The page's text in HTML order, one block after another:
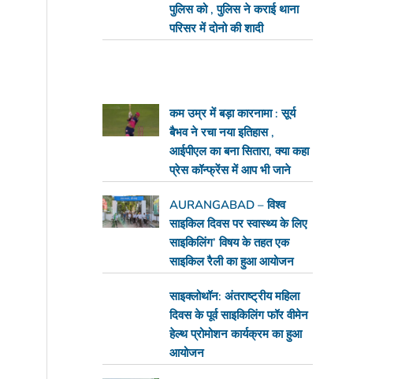
पुलिस को , पुलिस ने कराई थाना
परिसर में दोनो की शादी
कम उम्र में बड़ा कारनामा : सूर्य
बैभव ने रचा नया इतिहास ,
आईपीएल का बना सितारा, क्या कहा
प्रेस कॉन्फ्रेंस में आप भी जाने
AURANGABAD – विश्व
साइकिल दिवस पर स्वास्थ्य के लिए
साइकिलिंग’ विषय के तहत एक
साइकिल रैली का हुआ आयोजन
साइक्लोथॉन: अंतराष्ट्रीय महिला
दिवस के पूर्व साइकिलिंग फॉर वीमेन
हेल्थ प्रोमोशन कार्यक्रम का हुआ
आयोजन